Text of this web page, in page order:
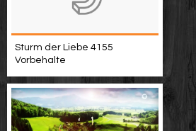
Sturm der Liebe 4155
Vorbehalte